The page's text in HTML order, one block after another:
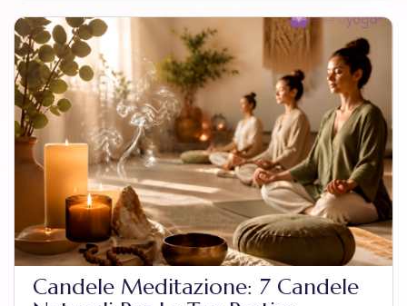
Candele Meditazione: 7 Candele